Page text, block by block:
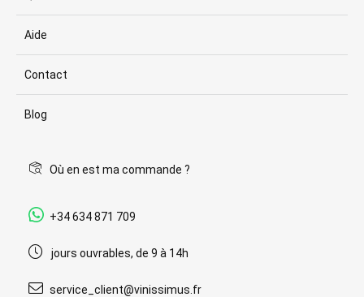
Aide
Contact
Blog
Où en est ma commande ?
+34 634 871 709
jours ouvrables, de 9 à 14h
service_client@vinissimus.fr